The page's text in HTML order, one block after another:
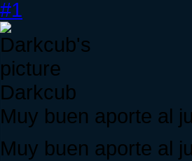
#1
Darkcub
Muy buen aporte al
Muy buen aporte al